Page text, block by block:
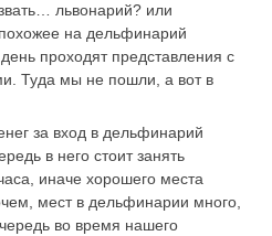
львонарий? или
на дельфинарий
проходят представления с
Туда мы не пошли, а вот в
за вход в дельфинарий
в него стоит занять
иначе хорошего места
мест в дельфинарии много,
во время нашего